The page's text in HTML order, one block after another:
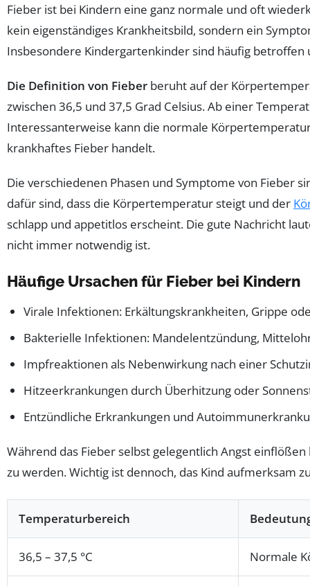
Fieber ist bei Kindern eine ganz normale und oft
kein eigenständiges Krankheitsbild, sondern ein
Insbesondere Kindergartenkinder sind häufig
Die Definition von Fieber beruht auf der
zwischen 36,5 und 37,5 Grad Celsius. Ab einer
Interessanterweise kann die normale
krankhaftes Fieber handelt.
Die verschiedenen Phasen und Symptome von Fieber
dafür sind, dass die Körpertemperatur steigt und der
schlapp und appetitlos erscheint. Die gute Nachricht
nicht immer notwendig ist.
Häufige Ursachen für Fieber bei Kindern
Virale Infektionen: Erkältungskrankheiten, Grippe
Bakterielle Infektionen: Mandelentzündung,
Impfreaktionen als Nebenwirkung nach einer
Hitzeerkrankungen durch Überhitzung oder
Entzündliche Erkrankungen und
Während das Fieber selbst gelegentlich Angst
zu werden. Wichtig ist dennoch, das Kind aufmerksam
Temperaturbereich
36,5 – 37,5 °C Normale